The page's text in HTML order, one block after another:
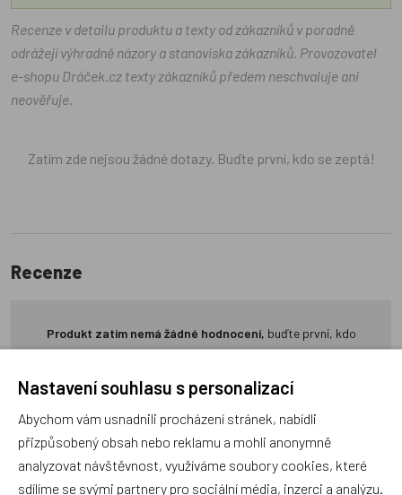
Recenze v detailu produktu a texty od zákazníků v poradně
odrážejí výhradně názory a stanoviska zákazníků. Provozovatel
e-shopu Dráček.cz texty zákazníků předem neschvaluje ani
neověřuje.
Zatím zde nejsou žádné dotazy. Buďte první, kdo se zeptá!
Recenze
Produkt zatím nemá žádné hodnocení, buďte první, kdo
produkt ohodnotí!
Přidat hodnocení
Nastavení souhlasu s personalizací
Abychom vám usnadnili procházení stránek, nabídli
přizpůsobený obsah nebo reklamu a mohli anonymně
analyzovat návštěvnost, využíváme soubory cookies, které
sdílíme se svými partnery pro sociální média, inzerci a analýzu.